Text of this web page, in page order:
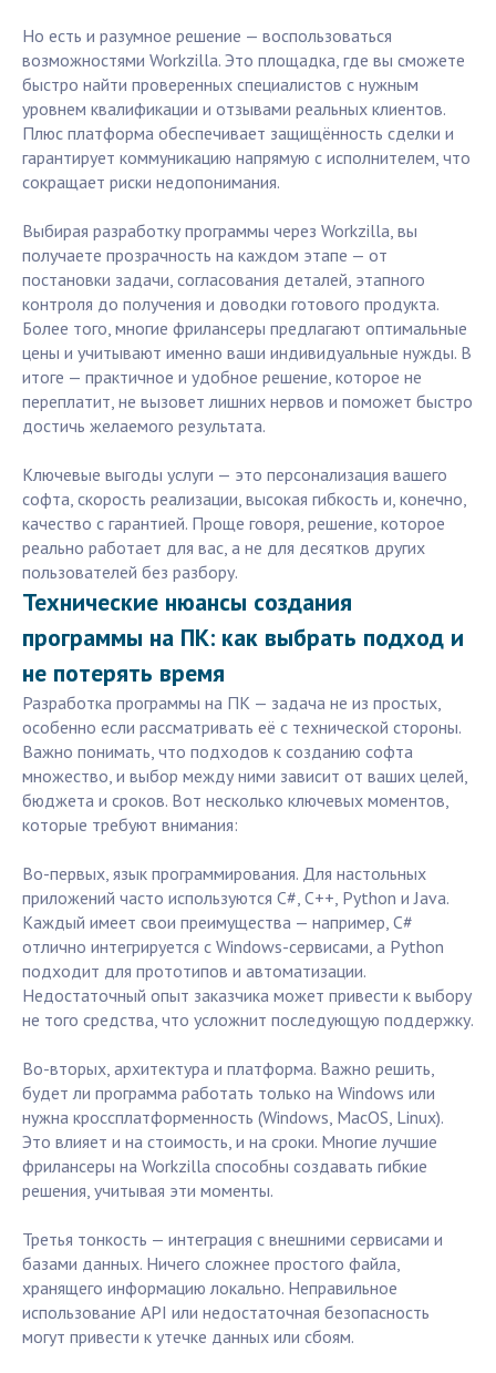
Но есть и разумное решение — воспользоваться
возможностями Workzilla. Это площадка, где вы сможете
быстро найти проверенных специалистов с нужным
уровнем квалификации и отзывами реальных клиентов.
Плюс платформа обеспечивает защищённость сделки и
гарантирует коммуникацию напрямую с исполнителем, что
сокращает риски недопонимания.
Выбирая разработку программы через Workzilla, вы
получаете прозрачность на каждом этапе — от
постановки задачи, согласования деталей, этапного
контроля до получения и доводки готового продукта.
Более того, многие фрилансеры предлагают оптимальные
цены и учитывают именно ваши индивидуальные нужды. В
итоге — практичное и удобное решение, которое не
переплатит, не вызовет лишних нервов и поможет быстро
достичь желаемого результата.
Ключевые выгоды услуги — это персонализация вашего
софта, скорость реализации, высокая гибкость и, конечно,
качество с гарантией. Проще говоря, решение, которое
реально работает для вас, а не для десятков других
пользователей без разбору.
Технические нюансы создания
программы на ПК: как выбрать подход и
не потерять время
Разработка программы на ПК — задача не из простых,
особенно если рассматривать её с технической стороны.
Важно понимать, что подходов к созданию софта
множество, и выбор между ними зависит от ваших целей,
бюджета и сроков. Вот несколько ключевых моментов,
которые требуют внимания:
Во-первых, язык программирования. Для настольных
приложений часто используются C#, C++, Python и Java.
Каждый имеет свои преимущества — например, C#
отлично интегрируется с Windows-сервисами, а Python
подходит для прототипов и автоматизации.
Недостаточный опыт заказчика может привести к выбору
не того средства, что усложнит последующую поддержку.
Во-вторых, архитектура и платформа. Важно решить,
будет ли программа работать только на Windows или
нужна кроссплатформенность (Windows, MacOS, Linux).
Это влияет и на стоимость, и на сроки. Многие лучшие
фрилансеры на Workzilla способны создавать гибкие
решения, учитывая эти моменты.
Третья тонкость — интеграция с внешними сервисами и
базами данных. Ничего сложнее простого файла,
хранящего информацию локально. Неправильное
использование API или недостаточная безопасность
могут привести к утечке данных или сбоям.